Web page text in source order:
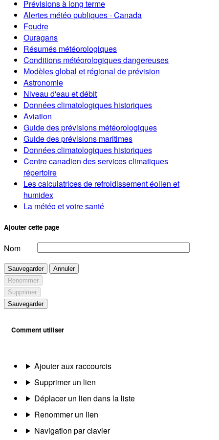
Prévisions à long terme
Alertes météo publiques - Canada
Foudre
Ouragans
Résumés météorologiques
Conditions météorologiques dangereuses
Modèles global et régional de prévision
Astronomie
Niveau d'eau et débit
Données climatologiques historiques
Aviation
Guide des prévisions météorologiques
Guide des prévisions maritimes
Données climatologiques historiques
Centre canadien des services climatiques
répertoire
Les calculatrices de refroidissement éolien et
humidex
La météo et votre santé
Ajouter cette page
Nom
Sauvegarder
Annuler
Renommer
Supprimer
Sauvegarder
Comment utiliser
Ajouter aux raccourcis
Supprimer un lien
Déplacer un lien dans la liste
Renommer un lien
Navigation par clavier